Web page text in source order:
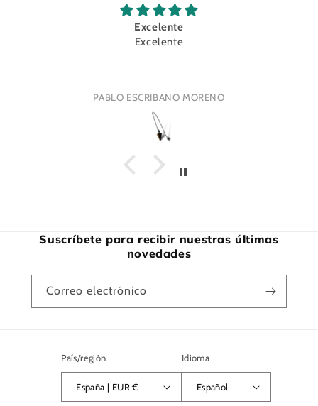
Excelente
Excelente
PABLO ESCRIBANO MORENO
Suscríbete para recibir nuestras últimas
novedades
Correo electrónico
País/región
España | EUR €
Idioma
Español